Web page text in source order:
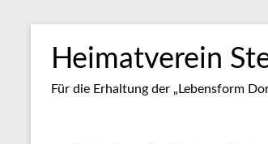
Inhalt
springenHeimatverein
Für die Erhaltung der „Lebensform